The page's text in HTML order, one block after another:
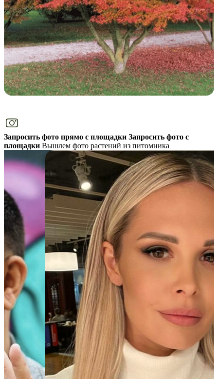
Запросить фото прямо с площадки Запросить фото с
площадки Вышлем фото растений из питомника